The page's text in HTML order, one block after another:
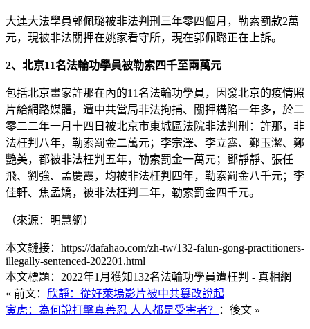
大連大法學員郭佩璐被非法判刑三年零四個月，勒索罰款2萬
元，現被非法關押在姚家看守所，現在郭佩璐正在上訴。
2、北京11名法輪功學員被勒索四千至兩萬元
包括北京畫家許那在內的11名法輪功學員，因發北京的疫情照
片給網路媒體，遭中共當局非法拘捕、關押構陷一年多，於二
零二二年一月十四日被北京市東城區法院非法判刑：許那，非
法枉判八年，勒索罰金二萬元；李宗澤、李立鑫、鄭玉潔、鄭
艷美，都被非法枉判五年，勒索罰金一萬元；鄧靜靜、張任
飛、劉強、孟慶霞，均被非法枉判四年，勒索罰金八千元；李
佳軒、焦孟嬌，被非法枉判二年，勒索罰金四千元。
（來源：明慧網）
本文鏈接：https://dafahao.com/zh-tw/132-falun-gong-practitioners-
illegally-sentenced-202201.html
本文標題：2022年1月獲知132名法輪功學員遭枉判 - 真相網
« 前文： 欣靜：從好萊塢影片被中共篡改說起
寅虎：為何說打擊真善忍 人人都是受害者？
：後文 »